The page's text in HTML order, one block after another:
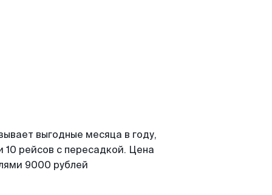
выгодные месяца в году,
рейсов с пересадкой. Цена
9000 рублей